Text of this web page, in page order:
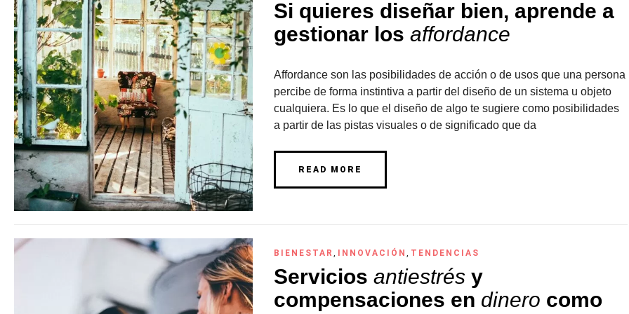
Si quieres diseñar bien, aprende a
gestionar los affordance
Affordance son las posibilidades de acción o de usos que una persona
percibe de forma instintiva a partir del diseño de un sistema u objeto
cualquiera. Es lo que el diseño de algo te sugiere como posibilidades
a partir de las pistas visuales o de significado que da
READ MORE
BIENESTAR , INNOVACIÓN , TENDENCIAS
Servicios antiestrés y
compensaciones en dinero como